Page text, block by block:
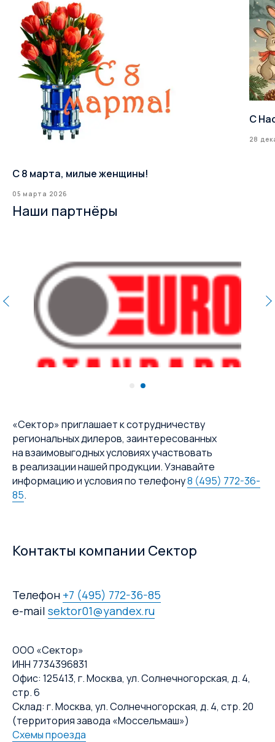
С 8 марта, милые женщины!
05 марта 2026
С
28
Наши партнёры
«Сектор» приглашает к сотрудничеству
региональных дилеров, заинтересованных
на взаимовыгодных условиях участвовать
в реализации нашей продукции. Узнавайте
информацию и условия по телефону8 (495) 772-36-
85.
Контакты компании Сектор
Телефон +7 (495) 772-36-85
e-mail sektor01@yandex.ru
ООО «Сектор»
ИНН 7734396831
Офис: 125413, г. Москва, ул. Солнечногорская, д. 4,
стр. 6
Склад: г. Москва, ул. Солнечногорская, д. 4, стр. 20
(территория завода «Моссельмаш»)
Схемы проезда